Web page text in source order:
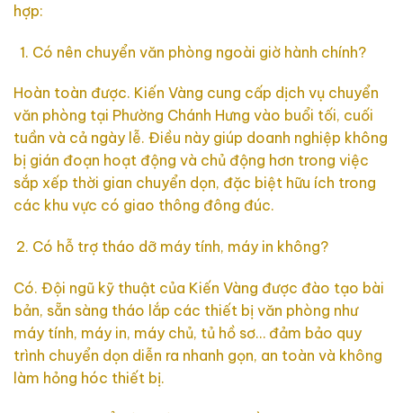
hợp:
Có nên chuyển văn phòng ngoài giờ hành chính?
Hoàn toàn được. Kiến Vàng cung cấp dịch vụ chuyển
văn phòng tại Phường Chánh Hưng vào buổi tối, cuối
tuần và cả ngày lễ. Điều này giúp doanh nghiệp không
bị gián đoạn hoạt động và chủ động hơn trong việc
sắp xếp thời gian chuyển dọn, đặc biệt hữu ích trong
các khu vực có giao thông đông đúc.
Có hỗ trợ tháo dỡ máy tính, máy in không?
Có. Đội ngũ kỹ thuật của Kiến Vàng được đào tạo bài
bản, sẵn sàng tháo lắp các thiết bị văn phòng như
máy tính, máy in, máy chủ, tủ hồ sơ… đảm bảo quy
trình chuyển dọn diễn ra nhanh gọn, an toàn và không
làm hỏng hóc thiết bị.